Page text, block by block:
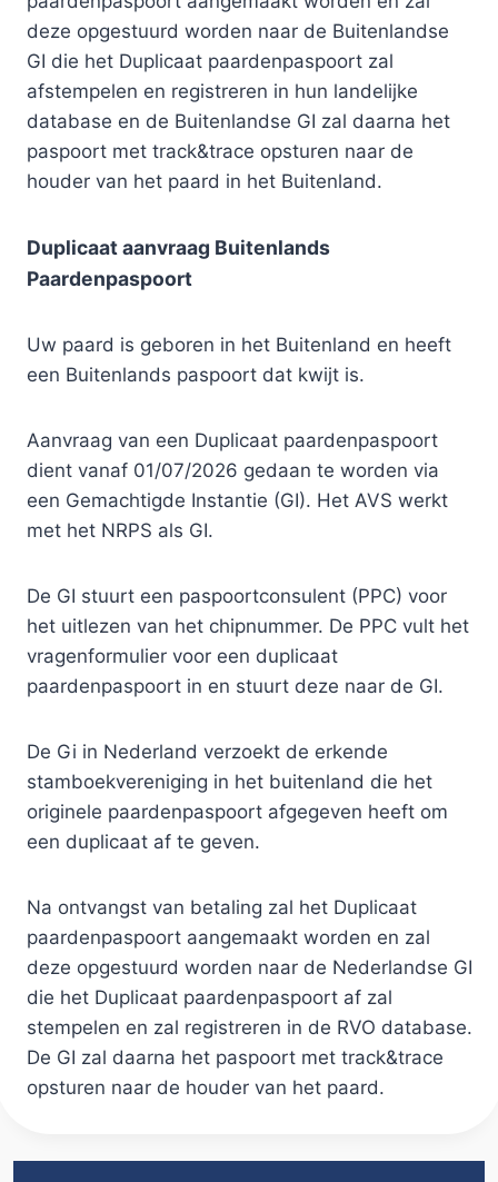
deze opgestuurd worden naar de Buitenlandse
GI die het Duplicaat paardenpaspoort zal
afstempelen en registreren in hun landelijke
database en de Buitenlandse GI zal daarna het
paspoort met track&trace opsturen naar de
houder van het paard in het Buitenland.
Duplicaat aanvraag Buitenlands
Paardenpaspoort
Uw paard is geboren in het Buitenland en heeft
een Buitenlands paspoort dat kwijt is.
Aanvraag van een Duplicaat paardenpaspoort
dient vanaf 01/07/2026 gedaan te worden via
een Gemachtigde Instantie (GI). Het AVS werkt
met het NRPS als GI.
De GI stuurt een paspoortconsulent (PPC) voor
het uitlezen van het chipnummer. De PPC vult het
vragenformulier voor een duplicaat
paardenpaspoort in en stuurt deze naar de GI.
De Gi in Nederland verzoekt de erkende
stamboekvereniging in het buitenland die het
originele paardenpaspoort afgegeven heeft om
een duplicaat af te geven.
Na ontvangst van betaling zal het Duplicaat
paardenpaspoort aangemaakt worden en zal
deze opgestuurd worden naar de Nederlandse GI
die het Duplicaat paardenpaspoort af zal
stempelen en zal registreren in de RVO database.
De GI zal daarna het paspoort met track&trace
opsturen naar de houder van het paard.